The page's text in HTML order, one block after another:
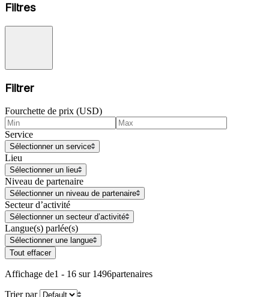
Filtres
Filtrer
Fourchette de prix (USD)
Service
Sélectionner un service
Lieu
Sélectionner un lieu
Niveau de partenaire
Sélectionner un niveau de partenaire
Secteur d’activité
Sélectionner un secteur d’activité
Langue(s) parlée(s)
Sélectionner une langue
Tout effacer
Affichage de1 - 16 sur 1496partenaires
Trier par